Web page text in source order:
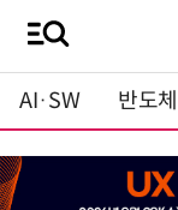
AI·SW 반도체